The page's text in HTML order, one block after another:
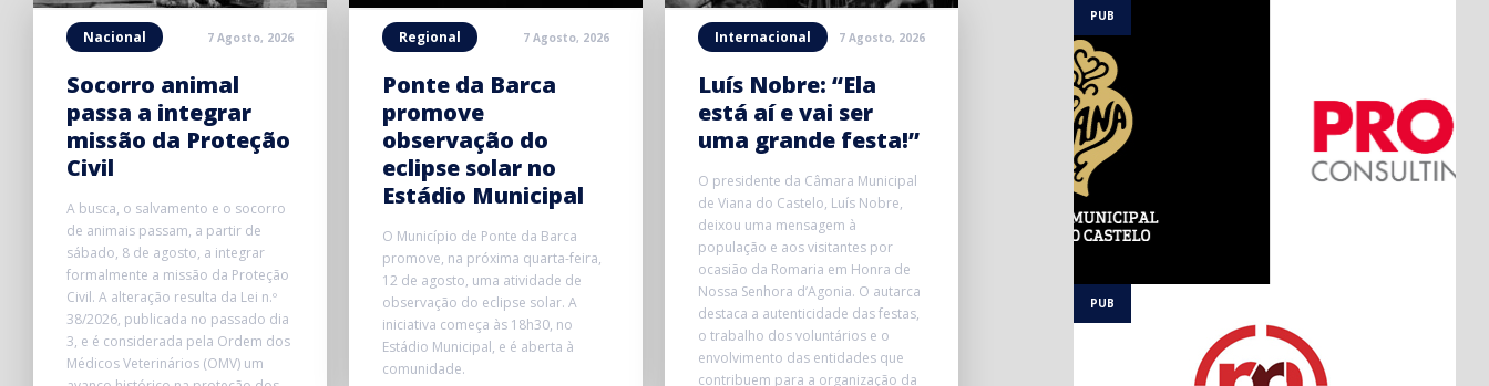
Nacional 7 Agosto, 2026
Socorro animal
passa a integrar
missão da Proteção
Civil
A busca, o salvamento e o socorro
de animais passam, a partir de
sábado, 8 de agosto, a integrar
formalmente a missão da Proteção
Civil. A alteração resulta da Lei n.º
38/2026, publicada no passado dia
3, e é considerada pela Ordem dos
Médicos Veterinários (OMV) um
Regional 7 Agosto, 2026
Ponte da Barca
promove
observação do
eclipse solar no
Estádio Municipal
O Município de Ponte da Barca
promove, na próxima quarta-feira,
12 de agosto, uma atividade de
observação do eclipse solar. A
iniciativa começa às 18h30, no
Estádio Municipal, e é aberta à
comunidade.
Internacional 7 Agosto, 2026
Luís Nobre: “Ela
está aí e vai ser
uma grande festa!”
O presidente da Câmara Municipal
de Viana do Castelo, Luís Nobre,
deixou uma mensagem à
população e aos visitantes por
ocasião da Romaria em Honra de
Nossa Senhora d’Agonia. O autarca
destaca a autenticidade das festas,
o trabalho dos voluntários e o
envolvimento das entidades que
contribuem para a organização da